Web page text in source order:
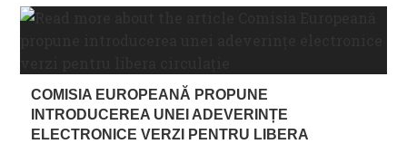
COMISIA EUROPEANĂ PROPUNE
INTRODUCEREA UNEI ADEVERINȚE
ELECTRONICE VERZI PENTRU LIBERA